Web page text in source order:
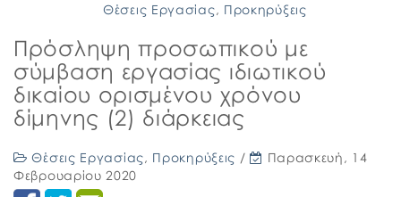
Θέσεις Εργασίας, Προκηρύξεις
Πρόσληψη προσωπικού με
σύμβαση εργασίας ιδιωτικού
δικαίου ορισμένου χρόνου
δίμηνης (2) διάρκειας
Θέσεις Εργασίας, Προκηρύξεις /
Παρασκευή, 14
Φεβρουαρίου 2020